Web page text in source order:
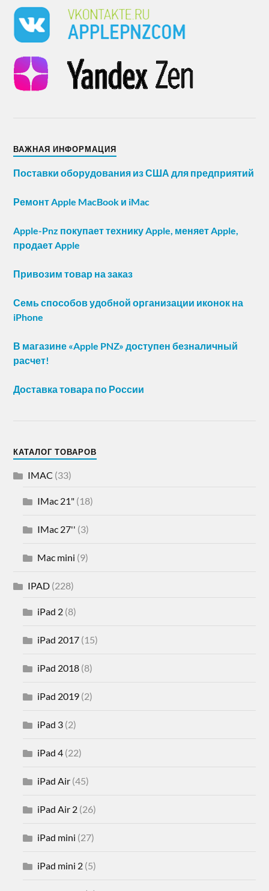
ВАЖНАЯ ИНФОРМАЦИЯ
Поставки оборудования из США для предприятий
Ремонт Apple MacBook и iMac
Apple-Pnz покупает технику Apple, меняет Apple,
продает Apple
Привозим товар на заказ
Семь способов удобной организации иконок на
iPhone
В магазине «Apple PNZ» доступен безналичный
расчет!
Доставка товара по России
КАТАЛОГ ТОВАРОВ
IMAC (33)
IMac 21" (18)
IMac 27'' (3)
Mac mini (9)
IPAD (228)
iPad 2 (8)
iPad 2017 (15)
iPad 2018 (8)
iPad 2019 (2)
iPad 3 (2)
iPad 4 (22)
iPad Air (45)
iPad Air 2 (26)
iPad mini (27)
iPad mini 2 (5)